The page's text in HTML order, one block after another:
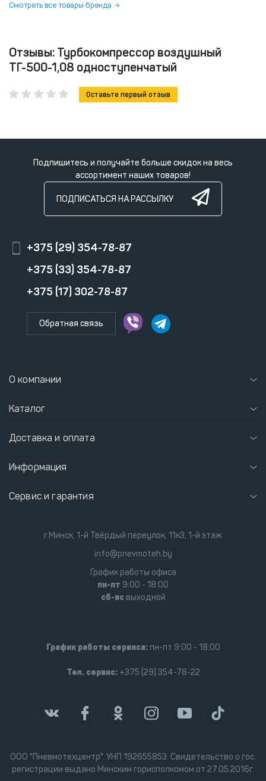
Смотреть все товары бренда
Отзывы: Турбокомпрессор воздушный
ТГ-500-1,08 одноступенчатый
Оставьте первый отзыв
Подпишитесь и получайте больше скидок на весь
ассортимент наших товаров!
ПОДПИСАТЬСЯ НА РАССЫЛКУ
+375 (29) 354-78-87
+375 (33) 354-78-87
+375 (17) 302-78-87
Обратная связь
О компании
Каталог
Доставка и оплата
Информация
Сервис и гарантия
ООО "Пневмотехцентр". УНП 192655853. Свидетельство о гос.
регистрации выдано Минским горисполкомом от 27.05.2016г.
г.Минск, 1-й Твёрдый переулок, 11к3, 1-й этаж
info@pnevmoteh.by
График работы офиса
пн-пт 9:00 - 18:00
сб-всвыходной
График работы сервиса:пн-пт 9:00 - 18:00
Тел. сервис:+375 (29) 354-78-22